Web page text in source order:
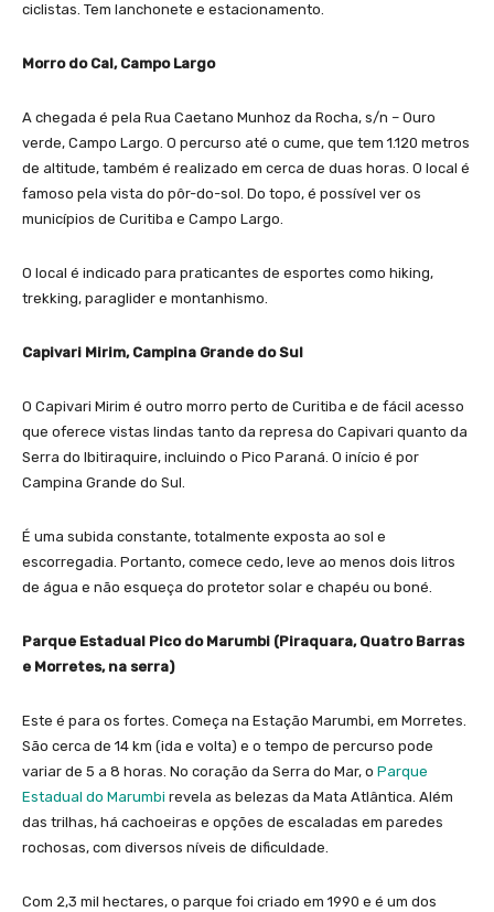
ciclistas. Tem lanchonete e estacionamento.
Morro do Cal, Campo Largo
A chegada é pela Rua Caetano Munhoz da Rocha, s/n – Ouro
verde, Campo Largo. O percurso até o cume, que tem 1.120 metros
de altitude, também é realizado em cerca de duas horas. O local é
famoso pela vista do pôr-do-sol. Do topo, é possível ver os
municípios de Curitiba e Campo Largo.
O local é indicado para praticantes de esportes como hiking,
trekking, paraglider e montanhismo.
Capivari Mirim, Campina Grande do Sul
O Capivari Mirim é outro morro perto de Curitiba e de fácil acesso
que oferece vistas lindas tanto da represa do Capivari quanto da
Serra do Ibitiraquire, incluindo o Pico Paraná. O início é por
Campina Grande do Sul.
É uma subida constante, totalmente exposta ao sol e
escorregadia. Portanto, comece cedo, leve ao menos dois litros
de água e não esqueça do protetor solar e chapéu ou boné.
Parque Estadual Pico do Marumbi (Piraquara, Quatro Barras
e Morretes, na serra)
Este é para os fortes. Começa na Estação Marumbi, em Morretes.
São cerca de 14 km (ida e volta) e o tempo de percurso pode
variar de 5 a 8 horas. No coração da Serra do Mar, o Parque
Estadual do Marumbi revela as belezas da Mata Atlântica. Além
das trilhas, há cachoeiras e opções de escaladas em paredes
rochosas, com diversos níveis de dificuldade.
Com 2,3 mil hectares, o parque foi criado em 1990 e é um dos